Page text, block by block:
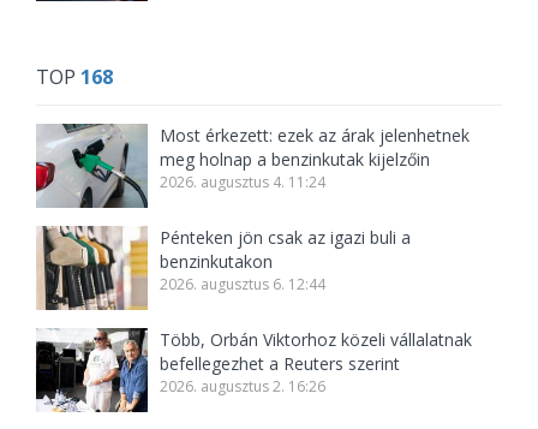
TOP 168
Most érkezett: ezek az árak jelenhetnek
meg holnap a benzinkutak kijelzőin
2026. augusztus 4. 11:24
Pénteken jön csak az igazi buli a
benzinkutakon
2026. augusztus 6. 12:44
Több, Orbán Viktorhoz közeli vállalatnak
befellegezhet a Reuters szerint
2026. augusztus 2. 16:26